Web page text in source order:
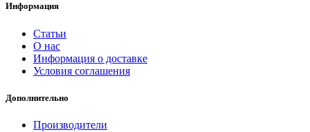
Информация
Статьи
О нас
Информация о доставке
Условия соглашения
Дополнительно
Производители